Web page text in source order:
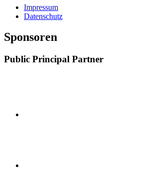
Impressum
Datenschutz
Sponsoren
Public Principal Partner